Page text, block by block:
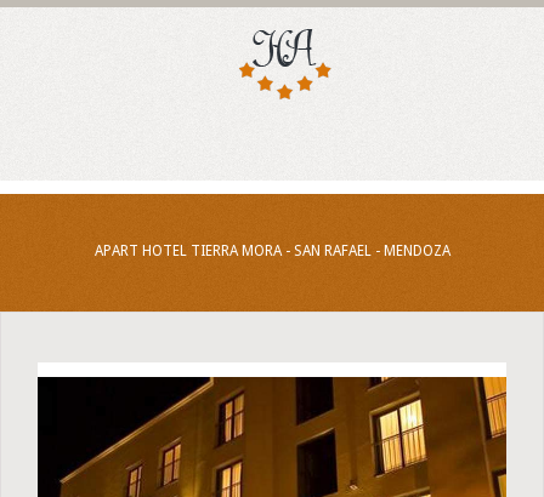
APART HOTEL TIERRA MORA - SAN RAFAEL - MENDOZA